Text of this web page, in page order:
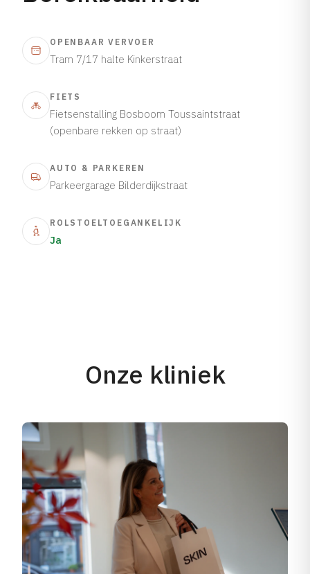
OPENBAAR VERVOER
Tram 7/17 halte Kinkerstraat
FIETS
Fietsenstalling Bosboom Toussaintstraat
(openbare rekken op straat)
AUTO & PARKEREN
Parkeergarage Bilderdijkstraat
ROLSTOELTOEGANKELIJK
Ja
Onze kliniek